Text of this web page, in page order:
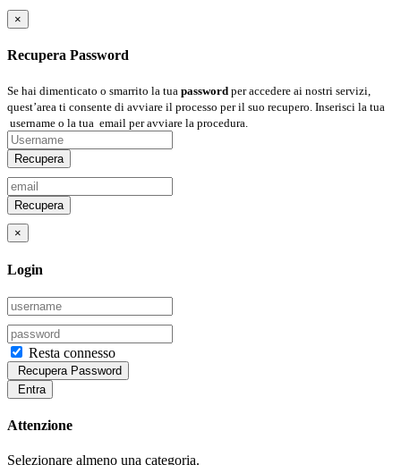
×
Recupera Password
Se hai dimenticato o smarrito la tua password per accedere ai nostri servizi,
quest’area ti consente di avviare il processo per il suo recupero. Inserisci la tua
username o la tua email per avviare la procedura.
Recupera
Recupera
×
Login
Resta connesso
Recupera Password
Entra
Attenzione
Selezionare almeno una categoria.